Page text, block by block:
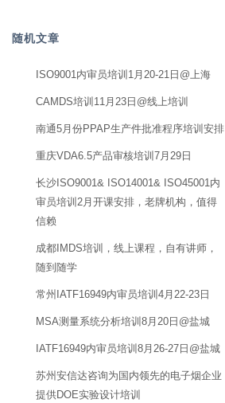
随机文章
ISO9001内审员培训1月20-21日@上海
CAMDS培训11月23日@线上培训
南通5月份PPAP生产件批准程序培训安排
重庆VDA6.5产品审核培训7月29日
长沙ISO9001& ISO14001& ISO45001内
审员培训2月开课安排，老牌机构，值得
信赖
成都IMDS培训，线上课程，自有讲师，
随到随学
常州IATF16949内审员培训4月22-23日
MSA测量系统分析培训8月20日@盐城
IATF16949内审员培训8月26-27日@盐城
苏州安信达咨询为国内领先的电子烟企业
提供DOE实验设计培训